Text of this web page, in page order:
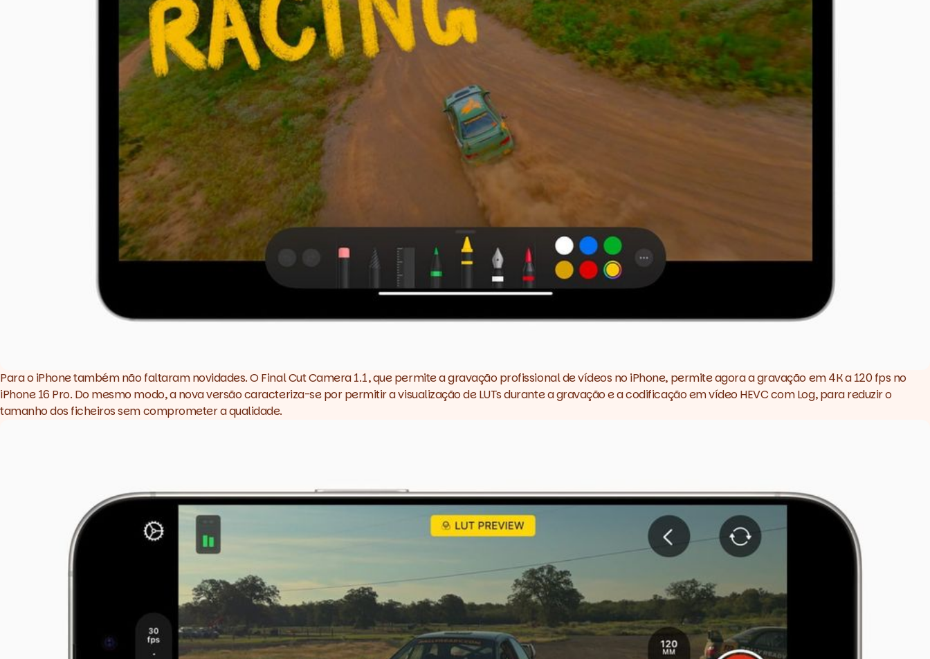
Para o iPhone também não faltaram novidades. O Final Cut Camera 1.1, que permite a gravação profissional de vídeos no iPhone, permite agora a gravação em 4K a 120fpsno
iPhone 16 Pro. Do mesmo modo, a nova versão caracteriza-se por permitir a visualização de LUTs durante a gravação e a codificação em vídeo HEVC com Log, para reduzir o
tamanho dos ficheiros sem comprometer a qualidade.